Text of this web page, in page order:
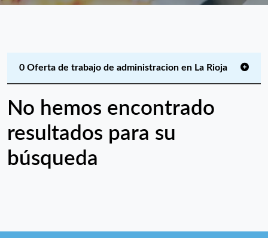
0 Oferta de trabajo de administracion en La Rioja
No hemos encontrado
resultados para su
búsqueda